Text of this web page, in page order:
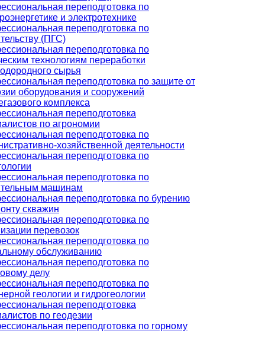
переподготовка по
и электротехнике
переподготовка по
(ПГС)
переподготовка по
технологиям переработки
сырья
переподготовка по защите от
оборудования и сооружений
комплекса
переподготовка
по агрономии
переподготовка по
хозяйственной деятельности
переподготовка по
переподготовка по
машинам
переподготовка по бурению
скважин
переподготовка по
перевозок
переподготовка по
обслуживанию
переподготовка по
делу
переподготовка по
геологии и гидрогеологии
переподготовка
по геодезии
переподготовка по горному